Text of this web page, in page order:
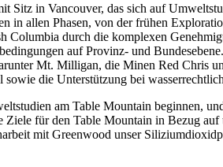
Sitz in Vancouver, das sich auf
in allen Phasen, von der frühen
durch die komplexen
auf Provinz- und
Mt. Milligan, die Minen Red
die Unterstützung bei
am Table Mountain beginnen,
für den Table Mountain in Bezug
mit Greenwood unser